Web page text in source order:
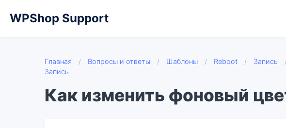
WPShop Support
Главная / Вопросы и ответы / Шаблоны / Reboot / Запись
Запись
Как изменить фоновый